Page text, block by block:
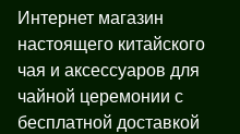
Интернет магазин
настоящего китайского
чая и аксессуаров для
чайной церемонии с
бесплатной доставкой